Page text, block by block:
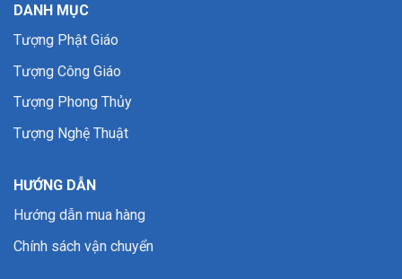
DANH MỤC
Tượng Phật Giáo
Tượng Công Giáo
Tượng Phong Thủy
Tượng Nghệ Thuật
HƯỚNG DẪN
Hướng dẫn mua hàng
Chính sách vận chuyển